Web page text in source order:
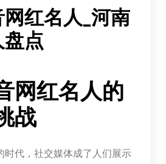
红名人_河南
点
网红名人的
战
时代，社交媒体成了人们展示